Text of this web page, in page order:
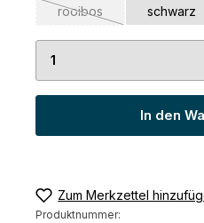
rooibos
(Diese Option ist
schwarz
Produkt Anzahl: Gib
In den
Zum Merkzettel
Produktnummer: